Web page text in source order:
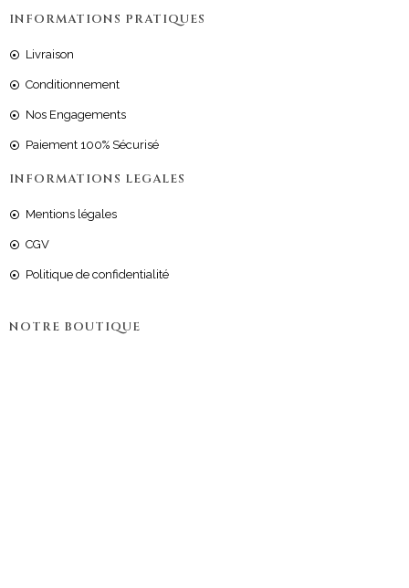
INFORMATIONS PRATIQUES
Livraison
Conditionnement
Nos Engagements
Paiement 100% Sécurisé
INFORMATIONS LEGALES
Mentions légales
CGV
Politique de confidentialité
NOTRE BOUTIQUE